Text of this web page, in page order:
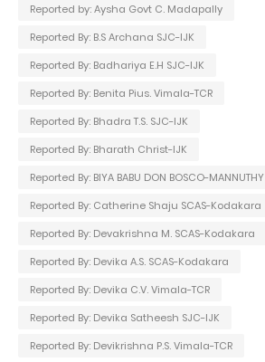
Reported by: Aysha Govt C. Madapally
Reported By: B.S Archana SJC-IJK
Reported By: Badhariya E.H SJC-IJK
Reported By: Benita Pius. Vimala-TCR
Reported By: Bhadra T.S. SJC-IJK
Reported By: Bharath Christ-IJK
Reported By: BIYA BABU DON BOSCO-MANNUTHY
Reported By: Catherine Shaju SCAS-Kodakara
Reported By: Devakrishna M. SCAS-Kodakara
Reported By: Devika A.S. SCAS-Kodakara
Reported By: Devika C.V. Vimala-TCR
Reported By: Devika Satheesh SJC-IJK
Reported By: Devikrishna P.S. Vimala-TCR